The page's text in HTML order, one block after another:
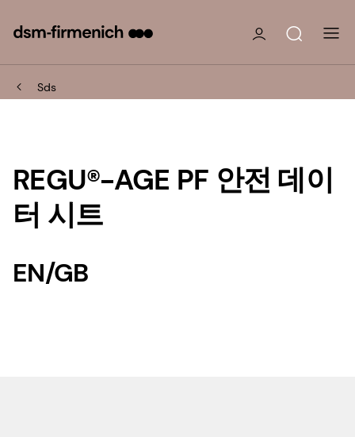
Sds
REGU®-AGE PF 안전 데이
터 시트
EN/GB